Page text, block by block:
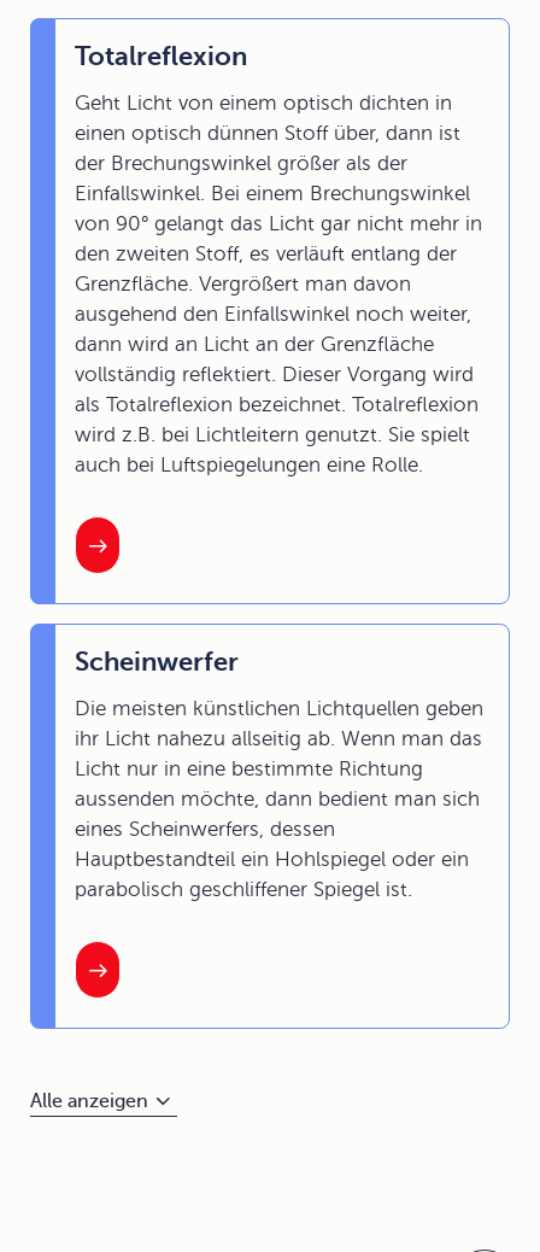
Totalreflexion
Geht Licht von einem optisch dichten in
einen optisch dünnen Stoff über, dann ist
der Brechungswinkel größer als der
Einfallswinkel. Bei einem Brechungswinkel
von 90° gelangt das Licht gar nicht mehr in
den zweiten Stoff, es verläuft entlang der
Grenzfläche. Vergrößert man davon
ausgehend den Einfallswinkel noch weiter,
dann wird an Licht an der Grenzfläche
vollständig reflektiert. Dieser Vorgang wird
als Totalreflexion bezeichnet. Totalreflexion
wird z.B. bei Lichtleitern genutzt. Sie spielt
auch bei Luftspiegelungen eine Rolle.
Scheinwerfer
Die meisten künstlichen Lichtquellen geben
ihr Licht nahezu allseitig ab. Wenn man das
Licht nur in eine bestimmte Richtung
aussenden möchte, dann bedient man sich
eines Scheinwerfers, dessen
Hauptbestandteil ein Hohlspiegel oder ein
parabolisch geschliffener Spiegel ist.
Alle anzeigen